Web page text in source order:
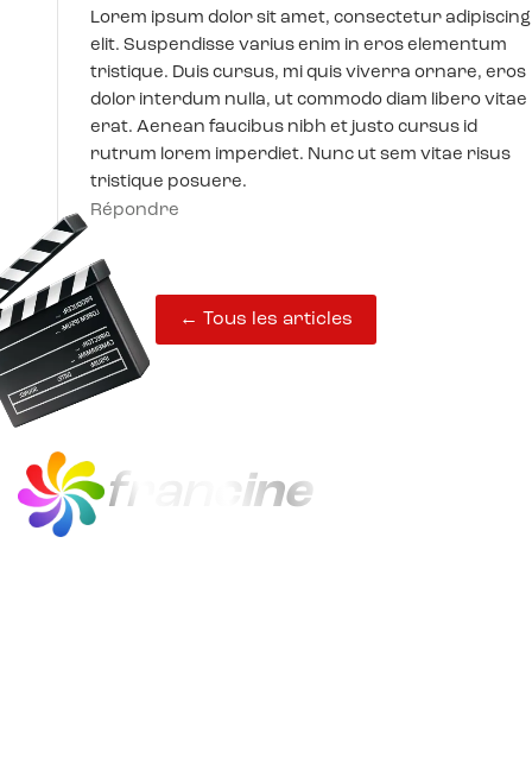
Lorem ipsum dolor sit amet, consectetur adipiscing
elit. Suspendisse varius enim in eros elementum
tristique. Duis cursus, mi quis viverra ornare, eros
dolor interdum nulla, ut commodo diam libero vitae
erat. Aenean faucibus nibh et justo cursus id
rutrum lorem imperdiet. Nunc ut sem vitae risus
tristique posuere.
Répondre
← Tous les articles
fran cine